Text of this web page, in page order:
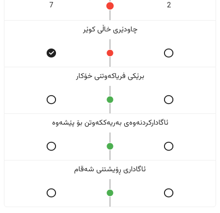
2
7
چاودێری خاڵی کوێر
برێکی فریاکەوتنی خۆکار
ئاگادارکردنەوەی بەریەککەوتن بۆ پێشەوە
ئاگاداری ڕۆیشتنی شەقام